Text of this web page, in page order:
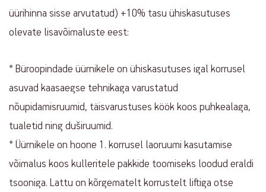
üürihinna sisse arvutatud) +10% tasu ühiskasutuses
olevate lisavõimaluste eest:
* Büroopindade üürnikele on ühiskasutuses igal korrusel
asuvad kaasaegse tehnikaga varustatud
nõupidamisruumid, täisvarustuses köök koos puhkealaga,
tualetid ning duširuumid.
* Üürnikele on hoone 1. korrusel laoruumi kasutamise
võimalus koos kulleritele pakkide toomiseks loodud eraldi
tsooniga. Lattu on kõrgematelt korrustelt liftiga otse